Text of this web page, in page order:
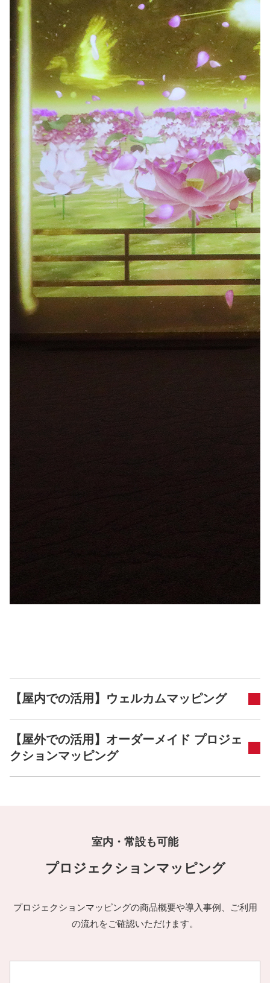
【屋内での活用】ウェルカムマッピング
【屋外での活用】オーダーメイド プロジェ
クションマッピング
室内・常設も可能
プロジェクションマッピング
プロジェクションマッピングの商品概要や導入事例、ご利用
の流れをご確認いただけます。